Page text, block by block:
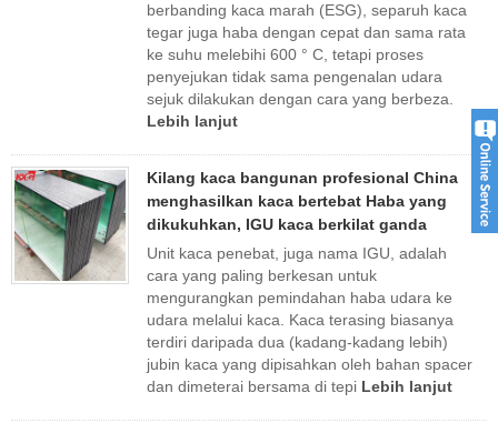
berbanding kaca marah (ESG), separuh kaca
tegar juga haba dengan cepat dan sama rata
ke suhu melebihi 600 ° C, tetapi proses
penyejukan tidak sama pengenalan udara
sejuk dilakukan dengan cara yang berbeza.
Lebih lanjut
Kilang kaca bangunan profesional China
menghasilkan kaca bertebat Haba yang
dikukuhkan, IGU kaca berkilat ganda
Unit kaca penebat, juga nama IGU, adalah
cara yang paling berkesan untuk
mengurangkan pemindahan haba udara ke
udara melalui kaca. Kaca terasing biasanya
terdiri daripada dua (kadang-kadang lebih)
jubin kaca yang dipisahkan oleh bahan spacer
dan dimeterai bersama di tepi Lebih lanjut